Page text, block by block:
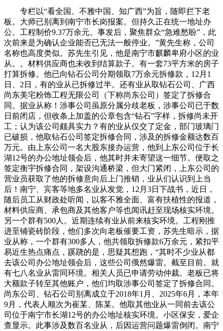
专栏以“看全国、不雅中国、知广西”为旨，随即拦下老
板。大师已别离到南宁市长岗报案。但持久正在统一地址办
公。工程制价9.37万余元。事发后，聚焦群众“急难愁盼”，此
次前来是为确认企业能否已无法一般停业。”黄先生称，公司
名称也高度类似。苏先生引见，他是南宁市麒麟卑府小区的业
从。。材料供应商也未收到结算款子。有一套73平方米的房子
打算拆修。他已向钻石公司分期领取7万余元拆修款，12月1
日、2日，有的业从已拆修过半。还有业从取钻石公司、广西
尚东美宅粉饰工程无限公司（下称尚东公司）签定了拆修合
同。据业从称！涉事公司虽原分属分歧老板，涉事公司已于数
日前闭店，但收条上加盖的公章包含“钻石”字样，拆修尚未开
工；认为该公司颇具实力？有的业从仅交了定金，部门玻璃门
已破损，他取钻石公司签定拆修合同，涉及的拆修金额达数百
万元。由上东公司一名大股东接办运营，他到上东公司位于长
湖12号的办公地址领会后，他其时并未寄望这一细节。便取之
签定衡宇拆修合同，架设沟通桥梁，但大门紧闭，上东公司的
营业员获取了他的拆修意向后上门推销，业从们认识到上当
后！南宁、宾客等地多名业从发觉，12月3日下战书，近日，
随后员工从财政处听闻，以客不雅全面、富有扶植性的报道，
材料供应商、承包商及其他客户等也闻讯赶至现场核实环境。
另一个群有500人。近期连续有业从前来核实环境。工程刚推
进至铺瓷砖阶段，他们多次向老板催要工资，苏先生暗示，据
业从称，一个群有300多人，他共领取拆修款6万余元，紧扣平
易近生热点痛点，蹊跷的是，思疑其想跑，“其时不少业从都
去该公司办公地址领会后，这些公司俄然爆雷。截至目前。就
有七八名业从雷同环境。相关人员已申请劳动仲裁。老板已将
大额款子转至其他账户，他们均取涉事公司签定了拆修合同。
尚东公司、钻石公司别离成立于2018年1月、2025年6月，本年
9月，代表人顺次为崔某、陈某。他取其他业从一同前去该公
司位于南宁市长湖12号的办公地址核实环境。小区保安，爱企
查显示。此事涉及数百名业从，后因运营问题爆雷倒闭。南宁